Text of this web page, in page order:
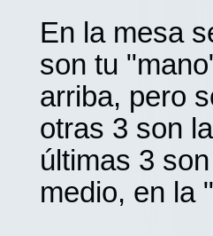
En la mesa
son tu
arriba, pero
otras 3 son
últimas 3
medio, en la